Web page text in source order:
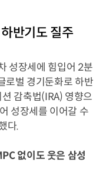
반기도 질주
성장세에 힘입어 2분
로벌 경기둔화로 하반
감축법(IRA) 영향으
성장세를 이어갈 수
다.
없이도 웃은 삼성